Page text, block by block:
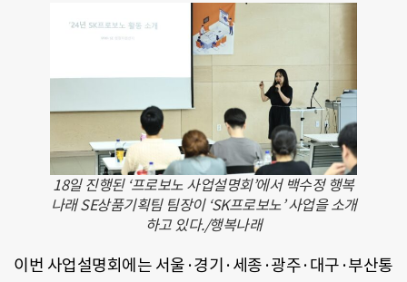
18일 진행된 ‘프로보노 사업설명회’에서 백수정 행복
나래 SE상품기획팀 팀장이 ‘SK프로보노’ 사업을 소개
하고 있다./행복나래
이번 사업설명회에는 서울·경기·세종·광주·대구·부산통